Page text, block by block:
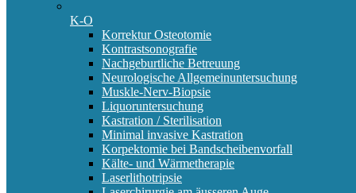
K-O
Korrektur Osteotomie
Kontrastsonografie
Nachgeburtliche Betreuung
Neurologische Allgemeinuntersuchung
Muskle-Nerv-Biopsie
Liquoruntersuchung
Kastration / Sterilisation
Minimal invasive Kastration
Korpektomie bei Bandscheibenvorfall
Kälte- und Wärmetherapie
Laserlithotripsie